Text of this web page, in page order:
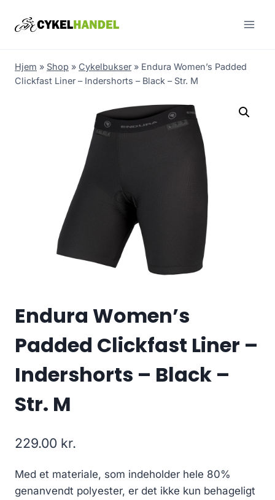
Hjem » Shop » Cykelbukser » Endura Women’s Padded
Clickfast Liner – Indershorts – Black – Str. M
Endura Women’s
Padded Clickfast Liner –
Indershorts – Black –
Str. M
229.00 kr.
Med et materiale, som indeholder hele 80%
genanvendt polyester, er det ikke kun behageligt